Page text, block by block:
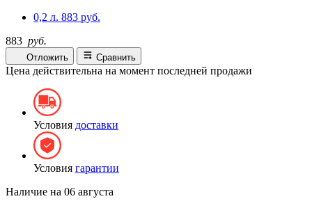
0,2 л. 883 руб.
883 руб.
Отложить Сравнить
Цена действительна на момент последней продажи
Условия доставки
Условия гарантии
Наличие на 06 августа